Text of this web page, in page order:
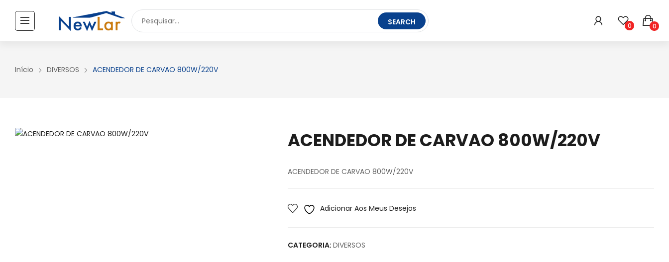
SEARCH
0 0
Início
DIVERSOS ACENDEDOR DE CARVAO 800W/220V
ACENDEDOR DE CARVAO 800W/220V
ACENDEDOR DE CARVAO 800W/220V
Adicionar Aos Meus Desejos
CATEGORIA: DIVERSOS